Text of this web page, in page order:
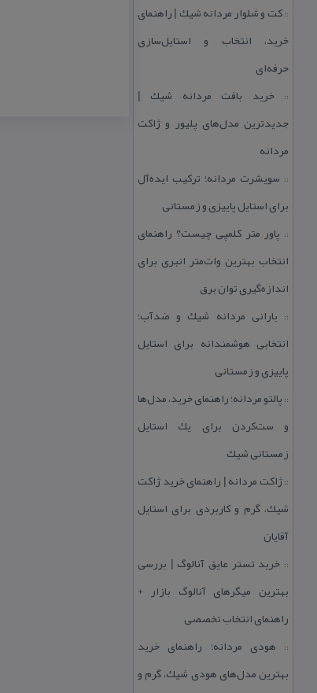
::كت و شلوار مردانه شیك | راهنمای
خرید، انتخاب و استایل‌سازی
حرفه‌ای
::خرید بافت مردانه شیك |
جدیدترین مدل‌های پلیور و ژاكت
مردانه
:: سویشرت مردانه؛ تركیب ایده‌آل
برای استایل پاییزی و زمستانی
:: پاور متر كلمپی چیست؟ راهنمای
انتخاب بهترین وات‌متر انبری برای
اندازه‌گیری توان برق
:: بارانی مردانه شیك و ضدآب؛
انتخابی هوشمندانه برای استایل
پاییزی و زمستانی
:: پالتو مردانه؛ راهنمای خرید، مدل‌ها
و ست‌كردن برای یك استایل
زمستانی شیك
::ژاكت مردانه | راهنمای خرید ژاكت
شیك، گرم و كاربردی برای استایل
آقایان
:: خرید تستر عایق آنالوگ | بررسی
بهترین میگرهای آنالوگ بازار +
راهنمای انتخاب تخصصی
:: هودی مردانه؛ راهنمای خرید
بهترین مدل‌های هودی شیك، گرم و